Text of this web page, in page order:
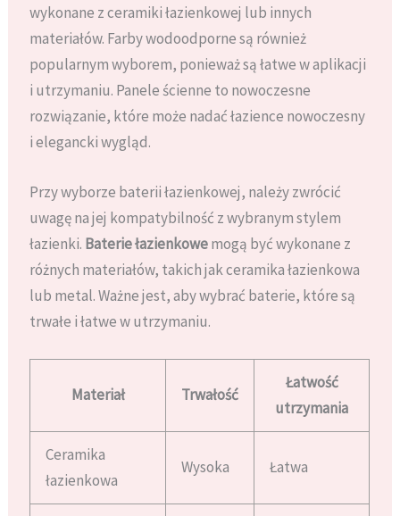
wykonane z ceramiki łazienkowej lub innych
materiałów. Farby wodoodporne są również
popularnym wyborem, ponieważ są łatwe w aplikacji
i utrzymaniu. Panele ścienne to nowoczesne
rozwiązanie, które może nadać łazience nowoczesny
i elegancki wygląd.
Przy wyborze baterii łazienkowej, należy zwrócić
uwagę na jej kompatybilność z wybranym stylem
łazienki. Baterie łazienkowemogą być wykonane z
różnych materiałów, takich jak ceramika łazienkowa
lub metal. Ważne jest, aby wybrać baterie, które są
trwałe i łatwe w utrzymaniu.
Materiał Trwałość
Łatwość
utrzymania
Ceramika
łazienkowa
Wysoka Łatwa